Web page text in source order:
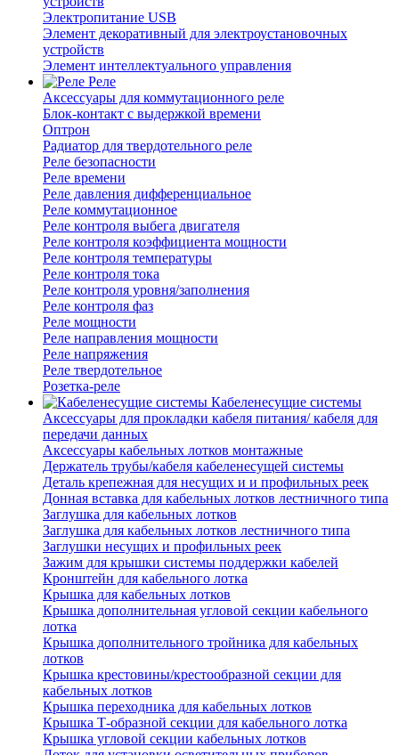
Электропитание USB
Элемент декоративный для электроустановочных
устройств
Элемент интеллектуального управления
Реле
Аксессуары для коммутационного реле
Блок-контакт с выдержкой времени
Оптрон
Радиатор для твердотельного реле
Реле безопасности
Реле времени
Реле давления дифференциальное
Реле коммутационное
Реле контроля выбега двигателя
Реле контроля коэффициента мощности
Реле контроля температуры
Реле контроля тока
Реле контроля уровня/заполнения
Реле контроля фаз
Реле мощности
Реле направления мощности
Реле напряжения
Реле твердотельное
Розетка-реле
Кабеленесущие системы
Аксессуары для прокладки кабеля питания/ кабеля для
передачи данных
Аксессуары кабельных лотков монтажные
Держатель трубы/кабеля кабеленесущей системы
Деталь крепежная для несущих и и профильных реек
Донная вставка для кабельных лотков лестничного типа
Заглушка для кабельных лотков
Заглушка для кабельных лотков лестничного типа
Заглушки несущих и профильных реек
Зажим для крышки системы поддержки кабелей
Кронштейн для кабельного лотка
Крышка для кабельных лотков
Крышка дополнительная угловой секции кабельного
лотка
Крышка дополнительного тройника для кабельных
лотков
Крышка крестовины/крестообразной секции для
кабельных лотков
Крышка переходника для кабельных лотков
Крышка Т-образной секции для кабельного лотка
Крышка угловой секции кабельных лотков